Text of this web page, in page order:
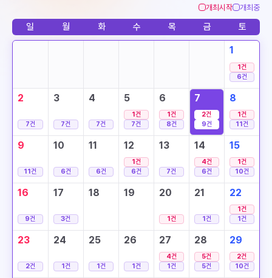
개최시작 개최중
일 월 화 수 목 금 토
1
1건
6건
2
7건
3
7건
4
7건
5
1건
7건
6
1건
8건
7
2건
9건
8
1건
11건
9
11건
10
6건
11
6건
12
1건
6건
13
7건
14
4건
6건
15
1건
10건
16
9건
17
3건
18 19 20
1건
21
1건
22
1건
1건
23
2건
24
1건
25
1건
26
1건
27
4건
1건
28
5건
5건
29
2건
10건